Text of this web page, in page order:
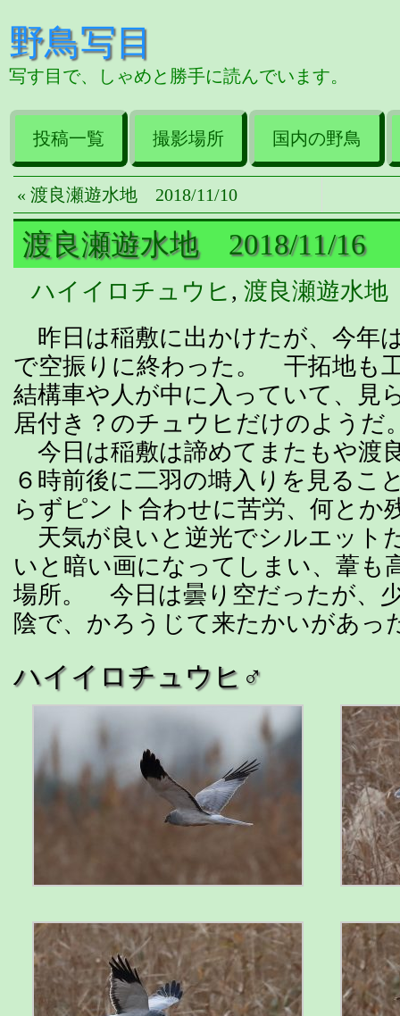
野鳥写目
写す目で、しゃめと勝手に読んでいます。
投稿一覧 撮影場所 国内の野鳥
« 渡良瀬遊水地 2018/11/10
渡良瀬遊水地 2018/11/16
ハイイロチュウヒ , 渡良瀬遊水地
昨日は稲敷に出かけたが、今年
で空振りに終わった。 干拓地も
結構車や人が中に入っていて、見
居付き？のチュウヒだけのようだ
今日は稲敷は諦めてまたもや渡
６時前後に二羽の塒入りを見るこ
らずピント合わせに苦労、何とか
天気が良いと逆光でシルエット
いと暗い画になってしまい、葦も
場所。 今日は曇り空だったが、
陰で、かろうじて来たかいがあっ
ハイイロチュウヒ♂